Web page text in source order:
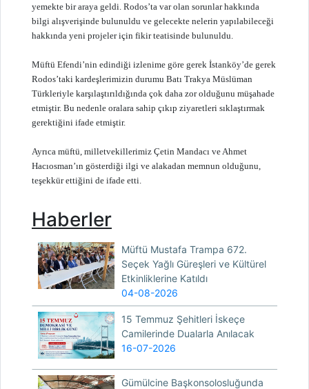
yemekte bir araya geldi. Rodos’ta var olan sorunlar hakkında
bilgi alışverişinde bulunuldu ve gelecekte nelerin yapılabileceği
hakkında yeni projeler için fikir teatisinde bulunuldu.
Müftü Efendi’nin edindiği izlenime göre gerek İstanköy’de gerek
Rodos’taki kardeşlerimizin durumu Batı Trakya Müslüman
Türkleriyle karşılaştırıldığında çok daha zor olduğunu müşahade
etmiştir. Bu nedenle oralara sahip çıkıp ziyaretleri sıklaştırmak
gerektiğini ifade etmiştir.
Ayrıca müftü, milletvekillerimiz Çetin Mandacı ve Ahmet
Hacıosman’ın gösterdiği ilgi ve alakadan memnun olduğunu,
teşekkür ettiğini de ifade etti.
Haberler
Müftü Mustafa Trampa 672.
Seçek Yağlı Güreşleri ve Kültürel
Etkinliklerine Katıldı
04-08-2026
15 Temmuz Şehitleri İskeçe
Camilerinde Dualarla Anılacak
16-07-2026
Gümülcine Başkonsolosluğunda